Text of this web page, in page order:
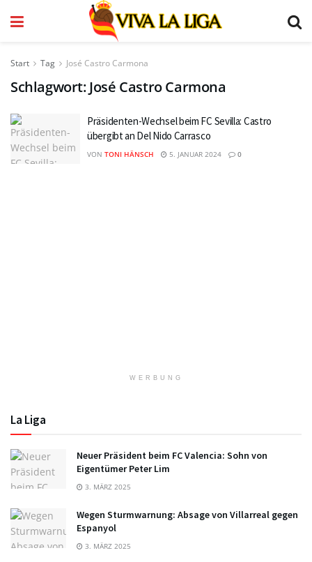
Start Tag José Castro Carmona
Schlagwort:José Castro Carmona
Präsidenten-Wechsel beim FC Sevilla: Castro
übergibt an Del Nido Carrasco
VON TONI HÄNSCH 5. JANUAR 2024 0
WERBUNG
La Liga
Neuer Präsident beim FC Valencia: Sohn von
Eigentümer Peter Lim
3. MÄRZ 2025
Wegen Sturmwarnung: Absage von Villarreal gegen
Espanyol
3. MÄRZ 2025